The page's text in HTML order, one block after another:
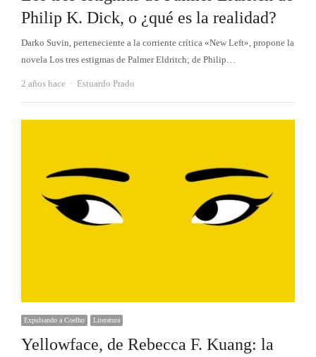
Philip K. Dick, o ¿qué es la realidad?
Darko Suvin, perteneciente a la corriente crítica «New Left», propone la
novela Los tres estigmas de Palmer Eldritch; de Philip…
2 años hace Autor
Estuardo Prado
Expulsando a Coelho Literatura
Yellowface, de Rebecca F. Kuang: la